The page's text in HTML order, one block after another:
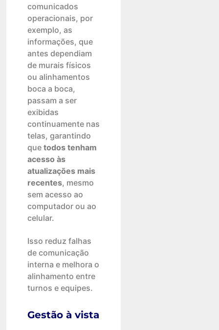
comunicados
operacionais, por
exemplo, as
informações, que
antes dependiam
de murais físicos
ou alinhamentos
boca a boca,
passam a ser
exibidas
continuamente nas
telas, garantindo
que todos tenham
acesso às
atualizações mais
recentes, mesmo
sem acesso ao
computador ou ao
celular.
Isso reduz falhas
de comunicação
interna e melhora o
alinhamento entre
turnos e equipes.
Gestão à vista